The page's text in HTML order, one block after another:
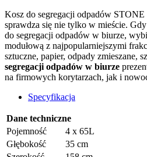
Kosz do segregacji odpadów
sprawdza się nie tylko w mieście.
do segregacji odpadów w biurze,
modułową z najpopularniejszymi
sztuczne, papier, odpady zmieszane,
segregacji odpadów w biurze
na firmowych korytarzach, jak i
Specyfikacja
Dane techniczne
Pojemność
4 x 65L
Głębokość
35 cm